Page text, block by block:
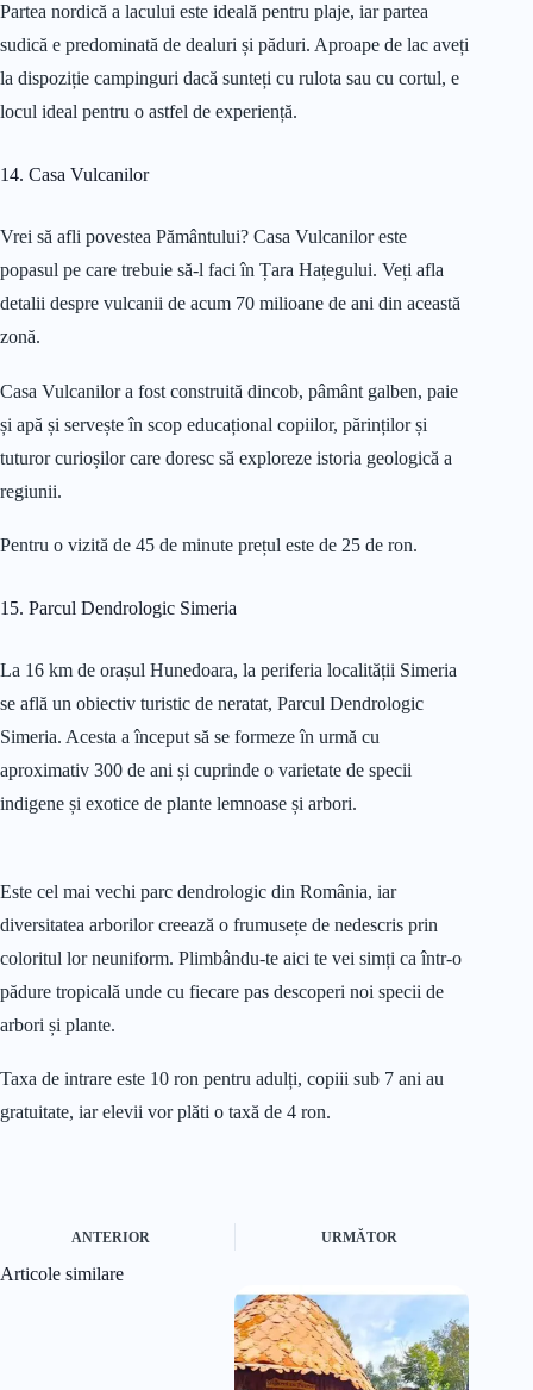
Partea nordică a lacului este ideală pentru plaje, iar partea
sudică e predominată de dealuri și păduri. Aproape de lac aveți
la dispoziție campinguri dacă sunteți cu rulota sau cu cortul, e
locul ideal pentru o astfel de experiență.
14. Casa Vulcanilor
Vrei să afli povestea Pământului? Casa Vulcanilor este
popasul pe care trebuie să-l faci în Țara Hațegului. Veți afla
detalii despre vulcanii de acum 70 milioane de ani din această
zonă.
Casa Vulcanilor a fost construită dincob, pâmânt galben, paie
și apă și servește în scop educațional copiilor, părinților și
tuturor curioșilor care doresc să exploreze istoria geologică a
regiunii.
Pentru o vizită de 45 de minute prețul este de 25 de ron.
15. Parcul Dendrologic Simeria
La 16 km de orașul Hunedoara, la periferia localității Simeria
se află un obiectiv turistic de neratat, Parcul Dendrologic
Simeria. Acesta a început să se formeze în urmă cu
aproximativ 300 de ani și cuprinde o varietate de specii
indigene și exotice de plante lemnoase și arbori.
Este cel mai vechi parc dendrologic din România, iar
diversitatea arborilor creează o frumusețe de nedescris prin
coloritul lor neuniform. Plimbându-te aici te vei simți ca într-o
pădure tropicală unde cu fiecare pas descoperi noi specii de
arbori și plante.
Taxa de intrare este 10 ron pentru adulți, copiii sub 7 ani au
gratuitate, iar elevii vor plăti o taxă de 4 ron.
ANTERIOR URMĂTOR
Articole similare